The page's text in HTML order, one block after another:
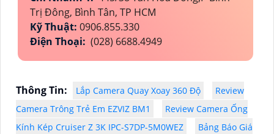
Trị Đông, Bình Tân, TP HCM
Kỹ Thuật: 0906.855.330
Điện Thoại: (028) 6688.4949
Thông Tin: Lắp Camera Quay Xoay 360 Độ
Review
Camera Trông Trẻ Em EZVIZ BM1
Review Camera Ống
Kính Kép Cruiser Z 3K IPC-S7DP-5M0WEZ
Bảng Báo Giá